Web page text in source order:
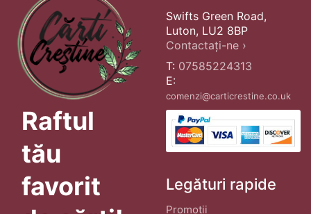
Raftul
tău
favorit
Swifts Green Road,
Luton, LU2 8BP
Contactați-ne ›
T: 07585224313
E:
comenzi@carticrestine.co.uk
Legături rapide
Promoții